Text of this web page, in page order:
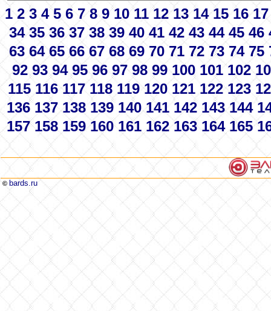
1 2 3 4 5 6 7 8 9 10 11 12 13 14 15 16 17
34 35 36 37 38 39 40 41 42 43 44 45 46
63 64 65 66 67 68 69 70 71 72 73 74 75
92 93 94 95 96 97 98 99 100 101 102
115 116 117 118 119 120 121 122 123
136 137 138 139 140 141 142 143 144
157 158 159 160 161 162 163 164 165
© bards.ru